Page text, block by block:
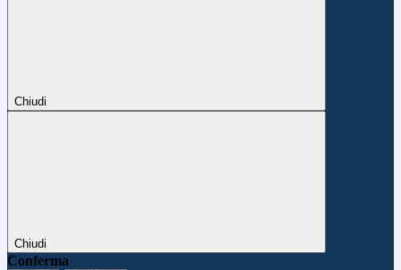
Chiudi
Chiudi
Conferma